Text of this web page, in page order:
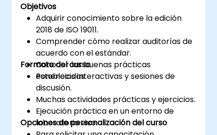
Objetivos
Adquirir conocimiento sobre la edición
2018 de ISO 19011.
Comprender cómo realizar auditorías de
acuerdo con el estándar.
Conocer las buenas prácticas
establecidas.
Formato del curso
Ponencias interactivas y sesiones de
discusión.
Muchas actividades prácticas y ejercicios.
Ejecución práctica en un entorno de
laboratorio vivo.
Opciones de personalización del curso